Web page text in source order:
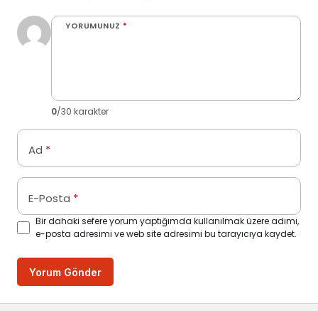
YORUMUNUZ *
0/30 karakter
Ad *
E-Posta *
Bir dahaki sefere yorum yaptığımda kullanılmak üzere adımı,
e-posta adresimi ve web site adresimi bu tarayıcıya kaydet.
Yorum Gönder